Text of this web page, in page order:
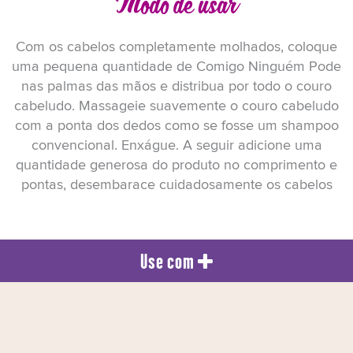
Modo de usar
Com os cabelos completamente molhados, coloque
uma pequena quantidade de Comigo Ninguém Pode
nas palmas das mãos e distribua por todo o couro
cabeludo. Massageie suavemente o couro cabeludo
com a ponta dos dedos como se fosse um shampoo
convencional. Enxágue. A seguir adicione uma
quantidade generosa do produto no comprimento e
pontas, desembarace cuidadosamente os cabelos
Use com